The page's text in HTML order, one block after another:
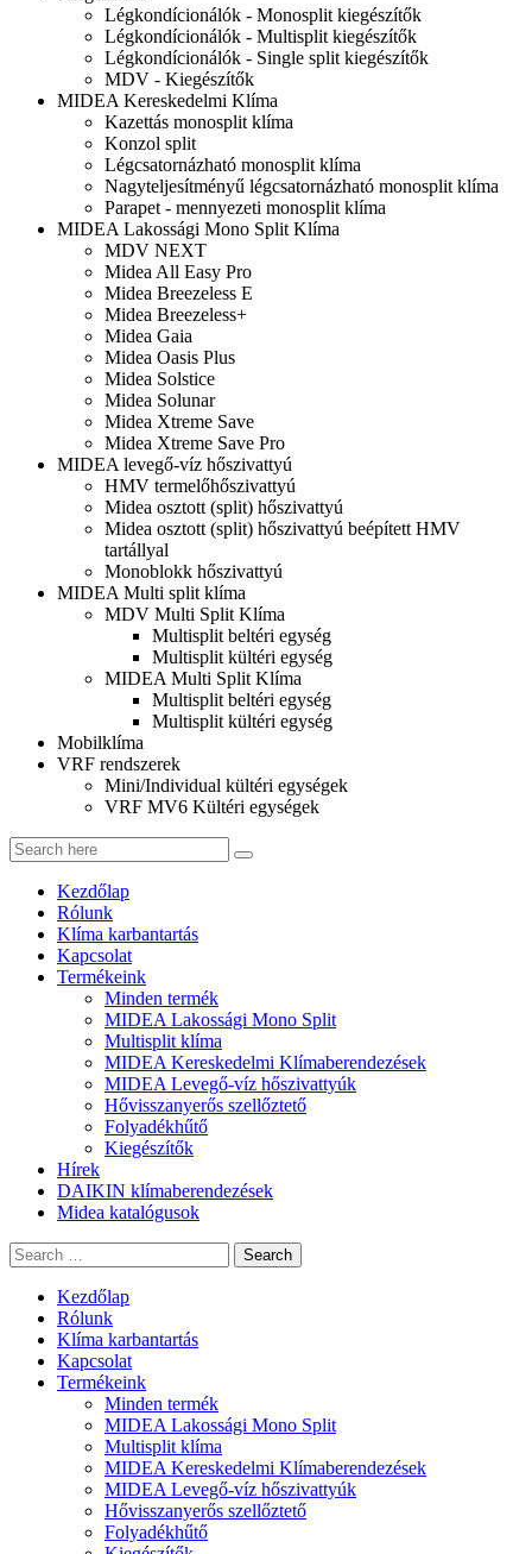
Légkondícionálók - Monosplit kiegészítők
Légkondícionálók - Multisplit kiegészítők
Légkondícionálók - Single split kiegészítők
MDV - Kiegészítők
MIDEA Kereskedelmi Klíma
Kazettás monosplit klíma
Konzol split
Légcsatornázható monosplit klíma
Nagyteljesítményű légcsatornázható monosplit klíma
Parapet - mennyezeti monosplit klíma
MIDEA Lakossági Mono Split Klíma
MDV NEXT
Midea All Easy Pro
Midea Breezeless E
Midea Breezeless+
Midea Gaia
Midea Oasis Plus
Midea Solstice
Midea Solunar
Midea Xtreme Save
Midea Xtreme Save Pro
MIDEA levegő-víz hőszivattyú
HMV termelőhőszivattyú
Midea osztott (split) hőszivattyú
Midea osztott (split) hőszivattyú beépített HMV
tartállyal
Monoblokk hőszivattyú
MIDEA Multi split klíma
MDV Multi Split Klíma
Multisplit beltéri egység
Multisplit kültéri egység
MIDEA Multi Split Klíma
Multisplit beltéri egység
Multisplit kültéri egység
Mobilklíma
VRF rendszerek
Mini/Individual kültéri egységek
VRF MV6 Kültéri egységek
Kezdőlap
Rólunk
Klíma karbantartás
Kapcsolat
Termékeink
Minden termék
MIDEA Lakossági Mono Split
Multisplit klíma
MIDEA Kereskedelmi Klímaberendezések
MIDEA Levegő-víz hőszivattyúk
Hővisszanyerős szellőztető
Folyadékhűtő
Kiegészítők
Hírek
DAIKIN klímaberendezések
Midea katalógusok
Search
Kezdőlap
Rólunk
Klíma karbantartás
Kapcsolat
Termékeink
Minden termék
MIDEA Lakossági Mono Split
Multisplit klíma
MIDEA Kereskedelmi Klímaberendezések
MIDEA Levegő-víz hőszivattyúk
Hővisszanyerős szellőztető
Folyadékhűtő